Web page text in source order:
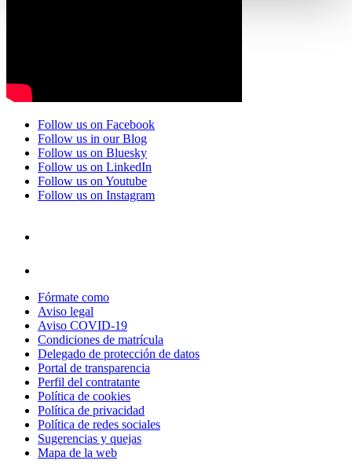
Follow us on Facebook
Follow us in our Blog
Follow us on Bluesky
Follow us on LinkedIn
Follow us on Youtube
Follow us on Instagram
Fórmate como
Aviso legal
Aviso COVID-19
Condiciones de matrícula
Delegado de protección de datos
Portal de transparencia
Perfil del contratante
Política de cookies
Política de privacidad
Política de redes sociales
Sugerencias y quejas
Mapa de la web